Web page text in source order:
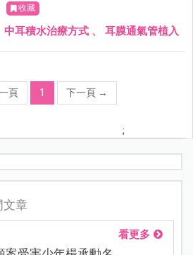
收藏
中耳積水治療方式 、 耳膜通氣管植入
頁 1 下一頁 →
;
文章
看更多